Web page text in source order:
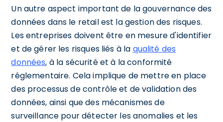
Un autre aspect important de la gouvernance des
données dans le retail est la gestion des risques.
Les entreprises doivent être en mesure d'identifier
et de gérer les risques liés à la qualité des
données, à la sécurité et à la conformité
réglementaire. Cela implique de mettre en place
des processus de contrôle et de validation des
données, ainsi que des mécanismes de
surveillance pour détecter les anomalies et les